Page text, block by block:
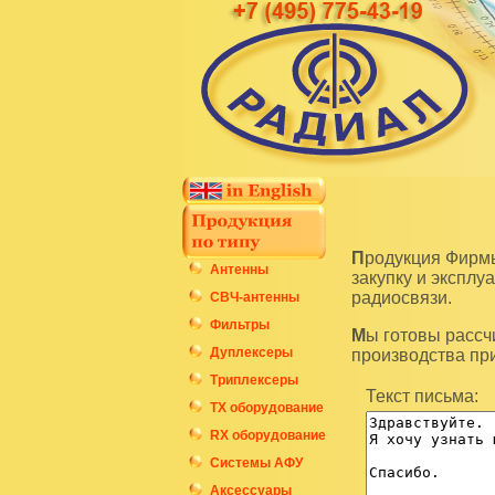
Антенны
СВЧ-антенны
Фильтры
Дуплексеры
Триплексеры
ТХ оборудование
RX оборудование
Системы АФУ
Аксессуары
Продукция Фирмы Радиал является высокотехнологичным оборудованием и подразумевает
закупку и
радиосвязи.
Мы готовы рассчитать стоимость интересующих вас изделий по последним ценам нашего
производства
Текст письма: